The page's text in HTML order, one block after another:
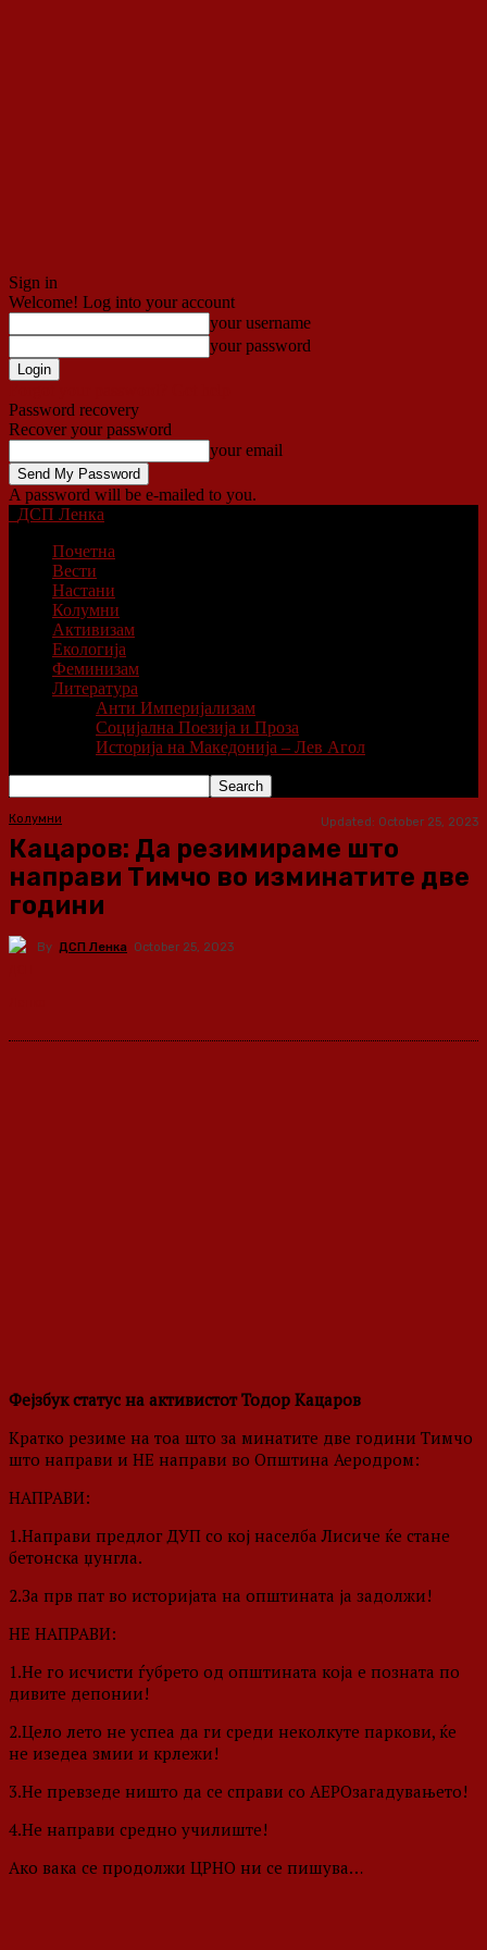
Sign in
Welcome! Log into your account
your username
your password
Password recovery
Recover your password
your email
A password will be e-mailed to you.
ДСП Ленка
Почетна
Вести
Настани
Колумни
Активизам
Екологија
Феминизам
Литература
Анти Империјализам
Социјална Поезија и Проза
Историја на Македонија – Лев Агол
Колумни Updated: October 25, 2023
Кацаров: Да резимираме што
направи Тимчо во изминатите две
години
By ДСП Ленка October 25, 2023
Фејзбук статус на активистот Тодор Кацаров
Кратко резиме на тоа што за минатите две години Тимчо
што направи и НЕ направи во Општина Аеродром:
НАПРАВИ:
1.Направи предлог ДУП со кој населба Лисиче ќе стане
бетонска џунгла.
2.За прв пат во историјата на општината ја задолжи!
НЕ НАПРАВИ:
1.Не го исчисти ѓубрето од општината која е позната по
дивите депонии!
2.Цело лето не успеа да ги среди неколкуте паркови, ќе
не изедеа змии и крлежи!
3.Не превзеде ништо да се справи со АЕРОзагадувањето!
4.Не направи средно училиште!
Ако вака се продолжи ЦРНО ни се пишува…